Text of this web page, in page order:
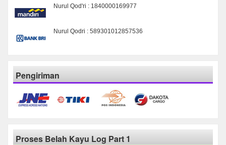
Nurul Qod'ri : 1840000169977
Nurul Qodri : 589301012857536
Pengiriman
Proses Belah Kayu Log Part 1